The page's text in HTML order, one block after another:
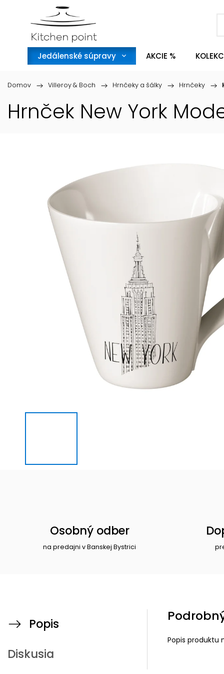
Jedálenské súpravy AKCIE %
Domov / Villeroy & Boch / Hrnčeky a šálky / Hrnčeky /
Hrnček New York
Osobný odber
na predajni v Banskej Bystrici
Popis
Diskusia
Popis produktu